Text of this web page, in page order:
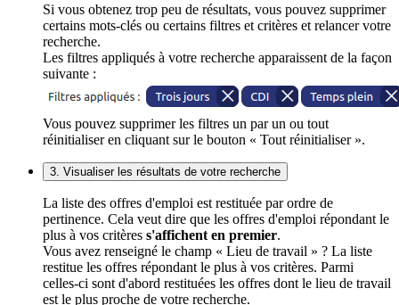
Si vous obtenez trop peu de résultats, vous pouvez supprimer
certains mots-clés ou certains filtres et critères et relancer votre
recherche.
Les filtres appliqués à votre recherche apparaissent de la façon
suivante :
Vous pouvez supprimer les filtres un par un ou tout
réinitialiser en cliquant sur le bouton « Tout réinitialiser ».
3. Visualiser les résultats de votre recherche
La liste des offres d'emploi est restituée par ordre de
pertinence. Cela veut dire que les offres d'emploi répondant le
plus à vos critères s'affichent en premier.
Vous avez renseigné le champ « Lieu de travail » ? La liste
restitue les offres répondant le plus à vos critères. Parmi
celles-ci sont d'abord restituées les offres dont le lieu de travail
est le plus proche de votre recherche.